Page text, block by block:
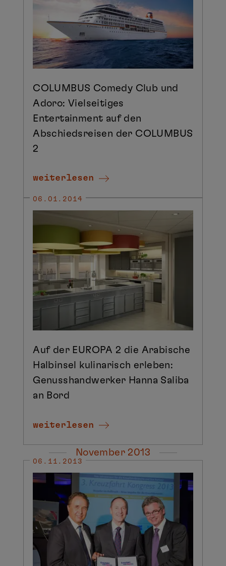
COLUMBUS Comedy Club und
Adoro: Vielseitiges
Entertainment auf den
Abschiedsreisen der COLUMBUS
2
weiterlesen
Auf der EUROPA 2 die Arabische
Halbinsel kulinarisch erleben:
Genusshandwerker Hanna Saliba
an Bord
weiterlesen
06.01.2014
November 2013
06.11.2013